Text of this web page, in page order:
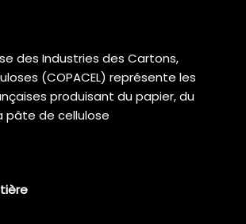
des Industries des Cartons,
(COPACEL) représente les
produisant du papier, du
pâte de cellulose